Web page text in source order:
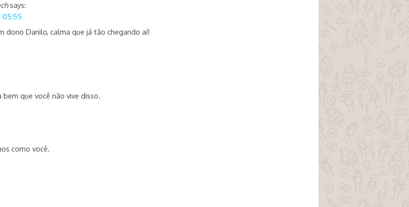
says:
dono Danilo, calma que já tão chegando aí!
que você não vive disso.
como você.